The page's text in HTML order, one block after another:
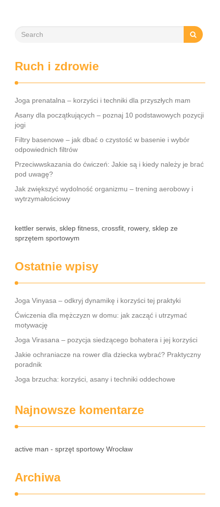
Ruch i zdrowie
Joga prenatalna – korzyści i techniki dla przyszłych mam
Asany dla początkujących – poznaj 10 podstawowych pozycji
jogi
Filtry basenowe – jak dbać o czystość w basenie i wybór
odpowiednich filtrów
Przeciwwskazania do ćwiczeń: Jakie są i kiedy należy je brać
pod uwagę?
Jak zwiększyć wydolność organizmu – trening aerobowy i
wytrzymałościowy
kettler serwis, sklep fitness, crossfit, rowery, sklep ze
sprzętem sportowym
Ostatnie wpisy
Joga Vinyasa – odkryj dynamikę i korzyści tej praktyki
Ćwiczenia dla mężczyzn w domu: jak zacząć i utrzymać
motywację
Joga Virasana – pozycja siedzącego bohatera i jej korzyści
Jakie ochraniacze na rower dla dziecka wybrać? Praktyczny
poradnik
Joga brzucha: korzyści, asany i techniki oddechowe
Najnowsze komentarze
active man - sprzęt sportowy Wrocław
Archiwa